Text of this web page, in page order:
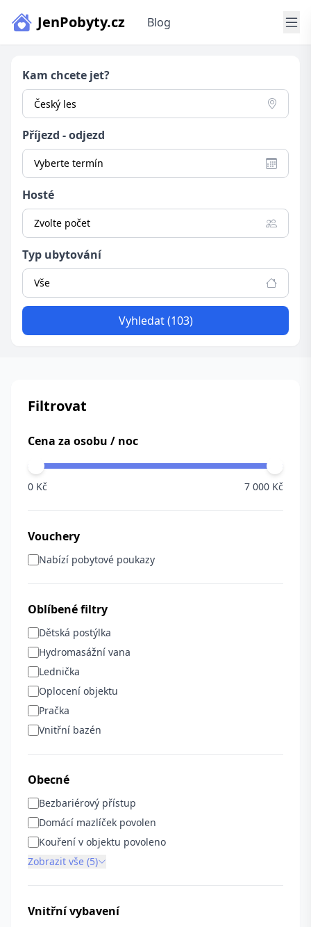
JenPobyty.cz Blog
Kam chcete jet?
Příjezd - odjezd
Vyberte termín
Hosté
Zvolte počet
Typ ubytování
Vše
Vyhledat (103)
Filtrovat
Cena za osobu / noc
0 Kč 7 000 Kč
Vouchery
Nabízí pobytové poukazy
Oblíbené filtry
Dětská postýlka
Hydromasážní vana
Lednička
Oplocení objektu
Pračka
Vnitřní bazén
Obecné
Bezbariérový přístup
Domácí mazlíček povolen
Kouření v objektu povoleno
Zobrazit vše (5)
Vnitřní vybavení